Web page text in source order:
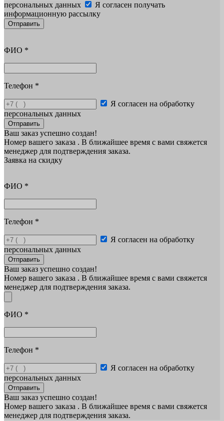
персональных данных
Я согласен получать
информационную рассылку
Отправить
ФИО *
Телефон *
Я согласен на обработку
персональных данных
Отправить
Ваш заказ успешно создан!
Номер вашего заказа . В ближайшее время с вами свяжется
менеджер для подтверждения заказа.
Заявка на скидку
ФИО *
Телефон *
Я согласен на обработку
персональных данных
Отправить
Ваш заказ успешно создан!
Номер вашего заказа . В ближайшее время с вами свяжется
менеджер для подтверждения заказа.
ФИО *
Телефон *
Я согласен на обработку
персональных данных
Отправить
Ваш заказ успешно создан!
Номер вашего заказа . В ближайшее время с вами свяжется
менеджер для подтверждения заказа.